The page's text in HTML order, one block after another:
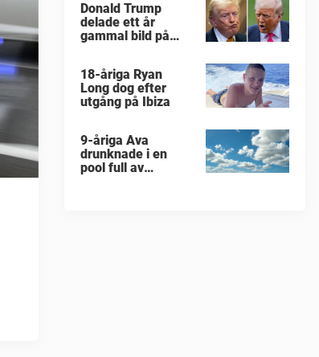
Donald Trump
delade ett år
gammal bild på
18-åriga Ryan
Long dog efter
utgång på Ibiza
9-åriga Ava
drunknade i en
pool full av